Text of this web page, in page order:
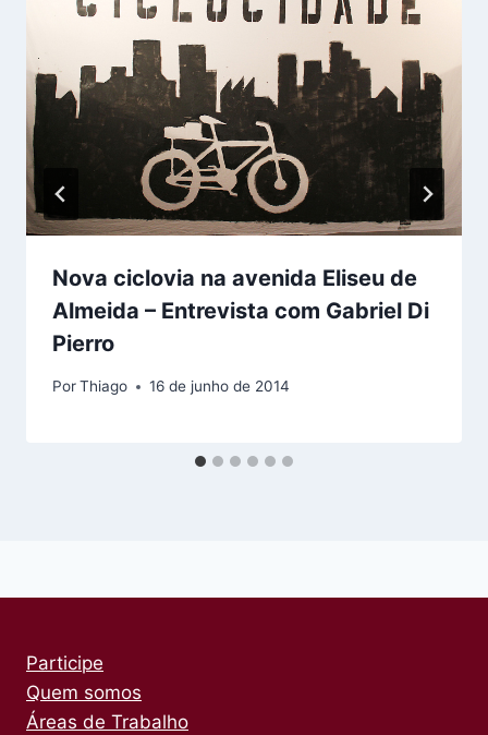
Nova ciclovia na avenida Eliseu de
Almeida – Entrevista com Gabriel Di
Pierro
PorThiago 16 de junho de 2014
Participe
Quem somos
Áreas de Trabalho